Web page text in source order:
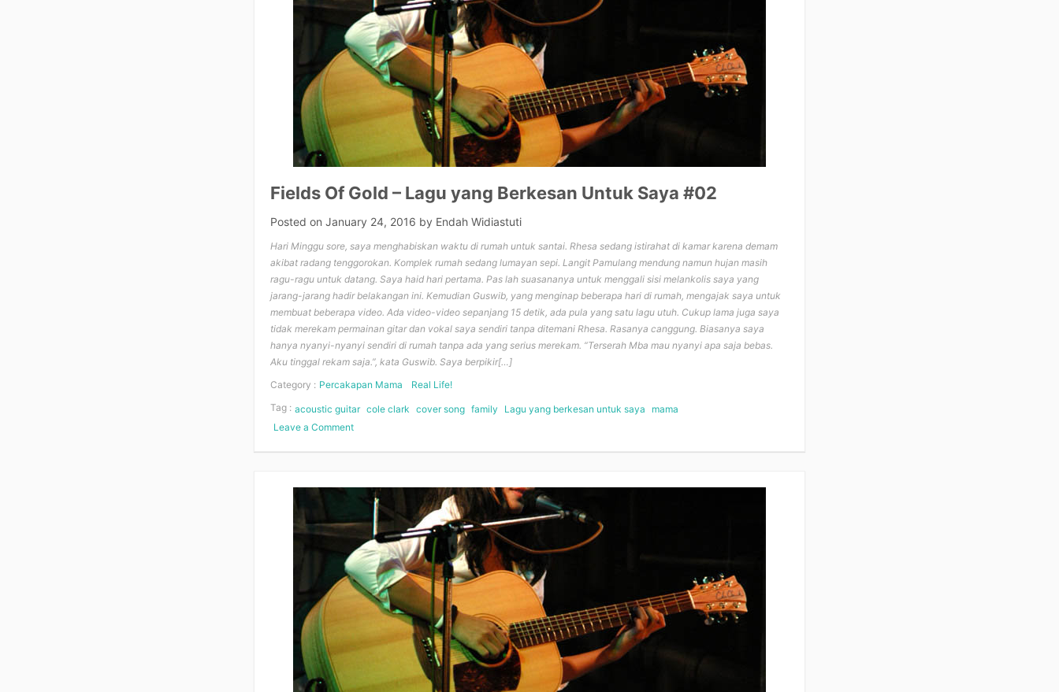
Fields Of Gold – Lagu yang Berkesan Untuk Saya #02
Posted on January 24, 2016 by Endah Widiastuti
Hari Minggu sore, saya menghabiskan waktu di rumah untuk santai. Rhesa sedang istirahat di kamar karena demam
akibat radang tenggorokan. Komplek rumah sedang lumayan sepi. Langit Pamulang mendung namun hujan masih
ragu-ragu untuk datang. Saya haid hari pertama. Pas lah suasananya untuk menggali sisi melankolis saya yang
jarang-jarang hadir belakangan ini. Kemudian Guswib, yang menginap beberapa hari di rumah, mengajak saya untuk
membuat beberapa video. Ada video-video sepanjang 15 detik, ada pula yang satu lagu utuh. Cukup lama juga saya
tidak merekam permainan gitar dan vokal saya sendiri tanpa ditemani Rhesa. Rasanya canggung. Biasanya saya
hanya nyanyi-nyanyi sendiri di rumah tanpa ada yang serius merekam. “Terserah Mba mau nyanyi apa saja bebas.
Aku tinggal rekam saja.”, kata Guswib. Saya berpikir[…]
Category : Percakapan Mama
Real Life!
Tag : acoustic guitar cole clark cover song family Lagu yang berkesan untuk saya
mama
Leave a Comment
Lagu
yang
Berkesan
Untuk
Saya
#02